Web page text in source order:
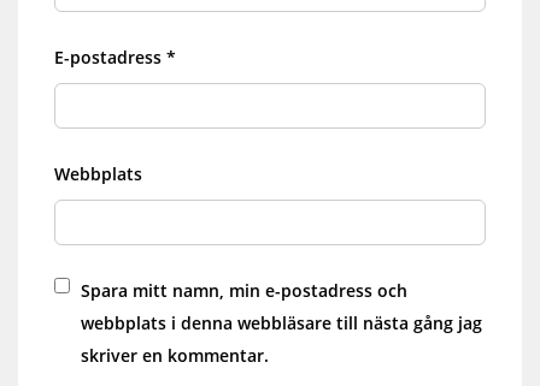
E-postadress *
Webbplats
Spara mitt namn, min e-postadress och
webbplats i denna webbläsare till nästa gång jag
skriver en kommentar.